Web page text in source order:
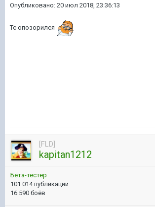
Опубликовано: 20 июл 2018, 23:36:13
Тс опозорился
[FLD]
kapitan1212
Бета-тестер
101 014 публикации
16 590 боёв